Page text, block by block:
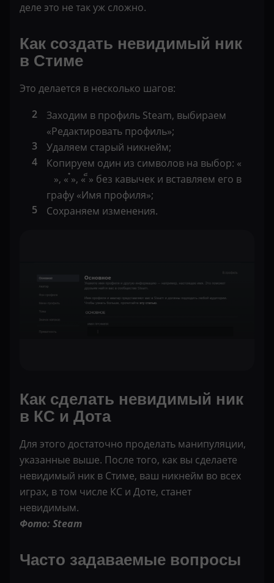
деле это не так уж сложно.
Как создать невидимый ник
в Стиме
Это делается в несколько шагов:
Заходим в профиль Steam, выбираем
«Редактировать профиль»;
Удаляем старый никнейм;
Копируем один из символов на выбор: « ᠌ ᠌ ᠌᠌ ᠌ ᠌
᠌ ᠌ ᠌ », « ๋», « ็» без кавычек и вставляем его в
графу «Имя профиля»;
Сохраняем изменения.
Как сделать невидимый ник
в КС и Дота
Для этого достаточно проделать манипуляции,
указанные выше. После того, как вы сделаете
невидимый ник в Стиме, ваш никнейм во всех
играх, в том числе КС и Доте, станет
невидимым.
Фото: Steam
Часто задаваемые вопросы